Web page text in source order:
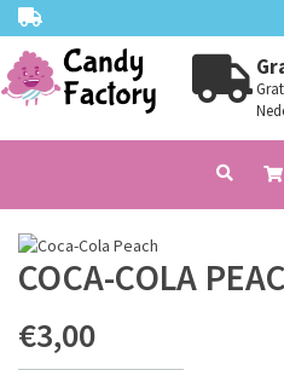
COCA-COLA
€3,00